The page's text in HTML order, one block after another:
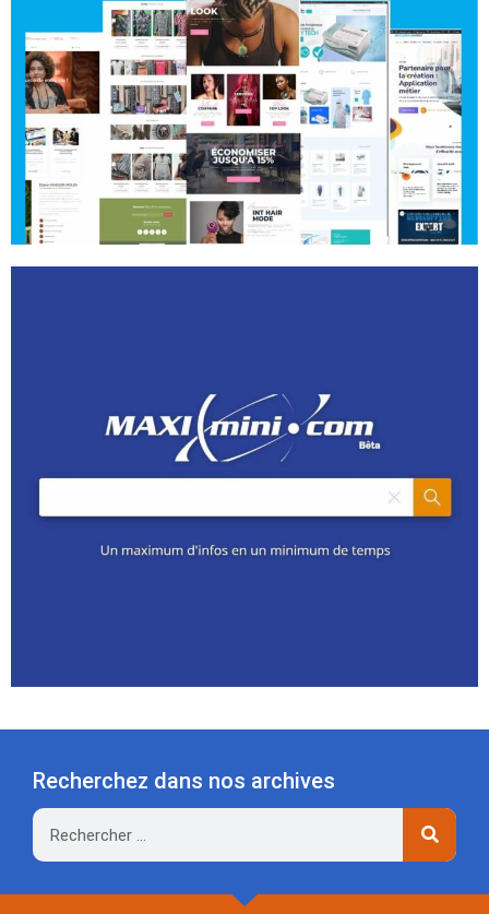
Recherchez dans nos archives
Rechercher